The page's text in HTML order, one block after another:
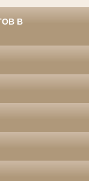
В